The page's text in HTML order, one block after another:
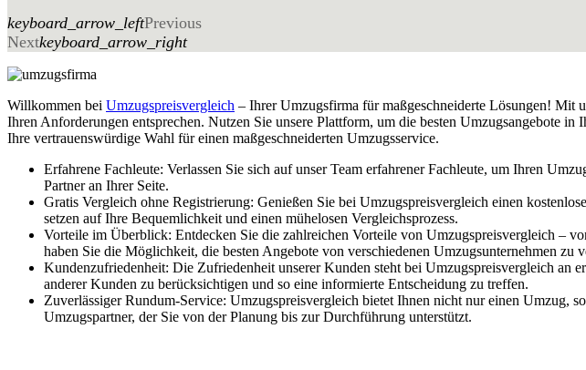
keyboard_arrow_leftPrevious
Nextkeyboard_arrow_right
Willkommen bei Umzugspreisvergleich – Ihrer Umzugsfirma für maßgeschneiderte Lösungen! Mit
Ihren Anforderungen entsprechen. Nutzen Sie unsere Plattform, um die besten Umzugsangebote
Ihre vertrauenswürdige Wahl für einen maßgeschneiderten Umzugsservice.
Erfahrene Fachleute: Verlassen Sie sich auf unser Team erfahrener Fachleute, um Ihren
Partner an Ihrer Seite.
Gratis Vergleich ohne Registrierung: Genießen Sie bei Umzugspreisvergleich einen
setzen auf Ihre Bequemlichkeit und einen mühelosen Vergleichsprozess.
Vorteile im Überblick: Entdecken Sie die zahlreichen Vorteile von Umzugspreisvergleich –
haben Sie die Möglichkeit, die besten Angebote von verschiedenen Umzugsunternehmen
Kundenzufriedenheit: Die Zufriedenheit unserer Kunden steht bei Umzugspreisvergleich
anderer Kunden zu berücksichtigen und so eine informierte Entscheidung zu treffen.
Zuverlässiger Rundum-Service: Umzugspreisvergleich bietet Ihnen nicht nur einen Umzug,
Umzugspartner, der Sie von der Planung bis zur Durchführung unterstützt.